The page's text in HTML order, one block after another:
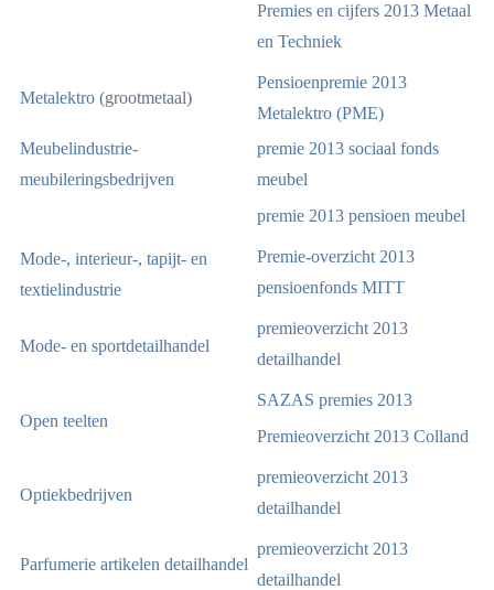
Premies en cijfers 2013 Metaal
en Techniek
Metalektro (grootmetaal)
Pensioenpremie 2013
Metalektro (PME)
Meubelindustrie-
meubileringsbedrijven
premie 2013 sociaal fonds
meubel
premie 2013 pensioen meubel
Mode-, interieur-, tapijt- en
textielindustrie
Premie-overzicht 2013
pensioenfonds MITT
Mode- en sportdetailhandel
premieoverzicht 2013
detailhandel
Open teelten
SAZAS premies 2013
Premieoverzicht 2013 Colland
Optiekbedrijven
premieoverzicht 2013
detailhandel
Parfumerie artikelen detailhandel
premieoverzicht 2013
detailhandel